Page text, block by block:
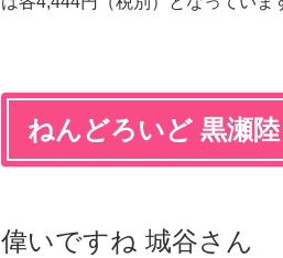
ねんどろいど 黒瀬陸
偉いですね 城谷さん